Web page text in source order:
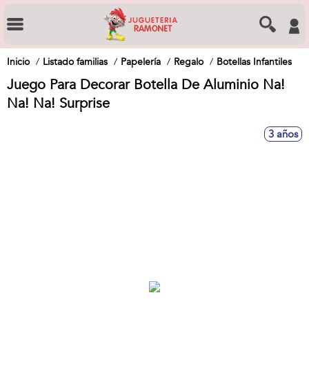
Inicio Listado familias Papelería Regalo Botellas Infantiles
Juego Para Decorar Botella De Aluminio Na!
Na! Na! Surprise
3 años